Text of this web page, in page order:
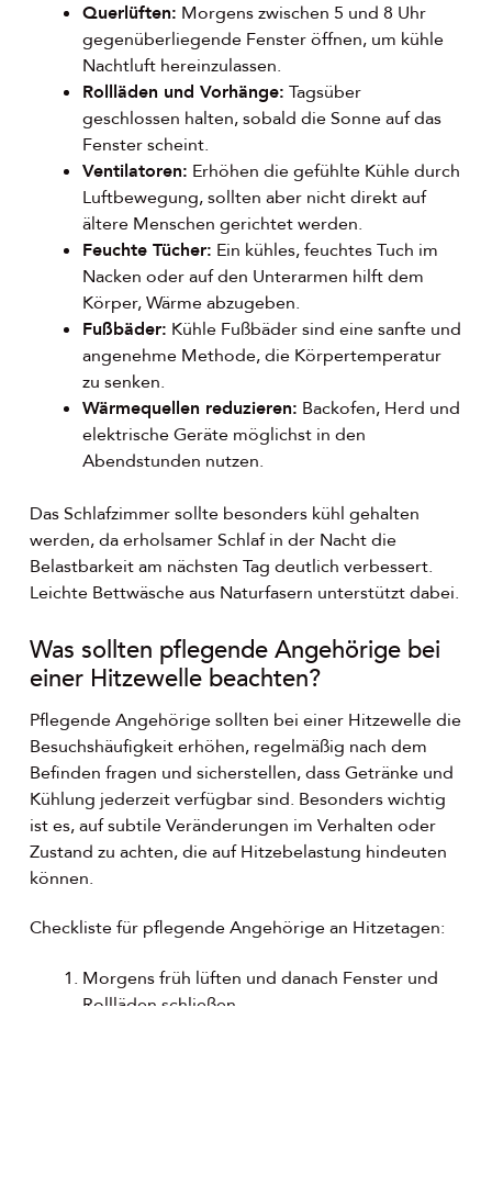
Querlüften: Morgens zwischen 5 und 8 Uhr
gegenüberliegende Fenster öffnen, um kühle
Nachtluft hereinzulassen.
Rollläden und Vorhänge: Tagsüber
geschlossen halten, sobald die Sonne auf das
Fenster scheint.
Ventilatoren: Erhöhen die gefühlte Kühle durch
Luftbewegung, sollten aber nicht direkt auf
ältere Menschen gerichtet werden.
Feuchte Tücher: Ein kühles, feuchtes Tuch im
Nacken oder auf den Unterarmen hilft dem
Körper, Wärme abzugeben.
Fußbäder: Kühle Fußbäder sind eine sanfte und
angenehme Methode, die Körpertemperatur
zu senken.
Wärmequellen reduzieren: Backofen, Herd und
elektrische Geräte möglichst in den
Abendstunden nutzen.
Das Schlafzimmer sollte besonders kühl gehalten
werden, da erholsamer Schlaf in der Nacht die
Belastbarkeit am nächsten Tag deutlich verbessert.
Leichte Bettwäsche aus Naturfasern unterstützt dabei.
Was sollten pflegende Angehörige bei
einer Hitzewelle beachten?
Pflegende Angehörige sollten bei einer Hitzewelle die
Besuchshäufigkeit erhöhen, regelmäßig nach dem
Befinden fragen und sicherstellen, dass Getränke und
Kühlung jederzeit verfügbar sind. Besonders wichtig
ist es, auf subtile Veränderungen im Verhalten oder
Zustand zu achten, die auf Hitzebelastung hindeuten
können.
Checkliste für pflegende Angehörige an Hitzetagen:
Morgens früh lüften und danach Fenster und
Rollläden schließen.